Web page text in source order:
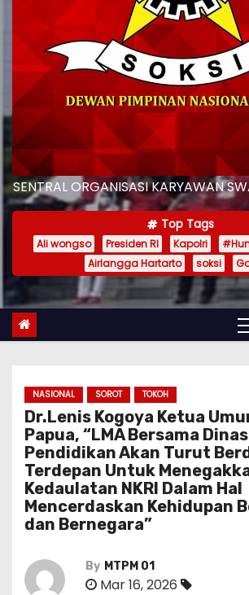
SENTRAL ORGANISASI KARYAWAN
Top Tags
Ali wongso Presiden RI Kapolri
Airlangga Hartarto
soksi
NASIONAL SOROT TOKOH
Dr.Lenis Kogoya Ketua
Papua, “LMA Bersama Dinas
Pendidikan Akan Turut
Terdepan Untuk
Kedaulatan NKRI Dalam Hal
Mencerdaskan Kehidupan
dan Bernegara”
By MTPM 01
Mar 16, 2026